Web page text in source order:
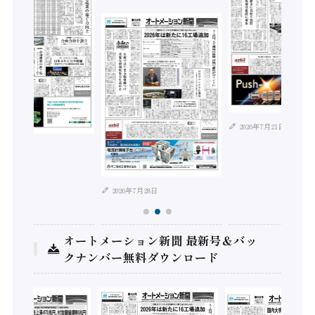
2026年7月28日
2026年7月21日
オートメーション新聞 最新号＆バッ
クナンバー無料ダウンロード